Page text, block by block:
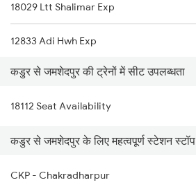
6296 Tlgp Mys Exp
7301 Mys Dwr Spl
7302 Dwr Mys Spl
16229 Mys Bsb Exp
16230 Bsb Mys Express
17301 Mys Bgm Exp
18029 Ltt Shalimar Exp
12833 Adi Hwh Exp
2021 Hwh Bbn Sf Spl
2022 Bbn Hwh Sf Spl
2095 Hwh Duronto Spl
2096 Csmt Duronto Spl
कडुर से जमशेदपुर की ट्रेनों में सीट उपलब्धता
18112 Seat Availability
कडुर से जमशेदपुर के लिए महत्वपूर्ण स्टेशन स्टॉप
CKP - Chakradharpur